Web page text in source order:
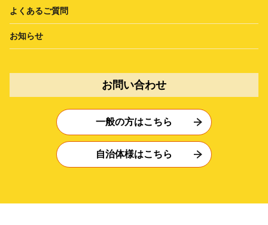
よくあるご質問
お知らせ
お問い合わせ
一般の方はこちら
自治体様はこちら